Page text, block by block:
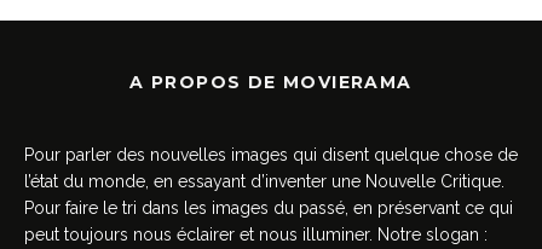
A PROPOS DE MOVIERAMA
Pour parler des nouvelles images qui disent quelque chose de
l’état du monde, en essayant d’inventer une Nouvelle Critique.
Pour faire le tri dans les images du passé, en préservant ce qui
peut toujours nous éclairer et nous illuminer. Notre slogan :